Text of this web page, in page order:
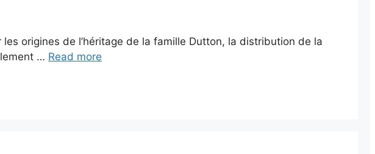
les origines de l’héritage de la famille Dutton, la distribution de la
… Read more